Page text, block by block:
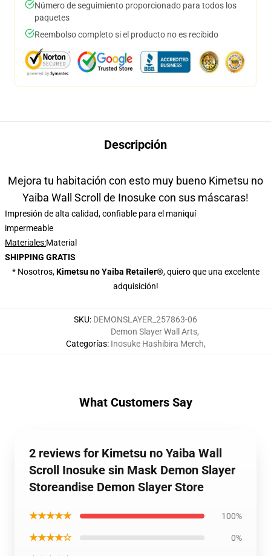
Número de seguimiento proporcionado para todos los
paquetes
Reembolso completo si el producto no es recibido
Descripción
Mejora tu habitación con esto muy bueno Kimetsu no
Yaiba Wall Scroll de Inosuke con sus máscaras!
Impresión de alta calidad, confiable para el maniquí
impermeable
Materiales:Material
SHIPPING GRATIS
* Nosotros,Kimetsu no Yaiba Retailer®, quiero que una excelente
adquisición!
SKU: DEMONSLAYER_257863-06
Categorías:
Demon Slayer Wall Arts,
Inosuke Hashibira Merch,
What Customers Say
2 reviews for Kimetsu no Yaiba Wall
Scroll Inosuke sin Mask Demon Slayer
Storeandise Demon Slayer Store
★★★★★ 100%
★★★★☆ 0%